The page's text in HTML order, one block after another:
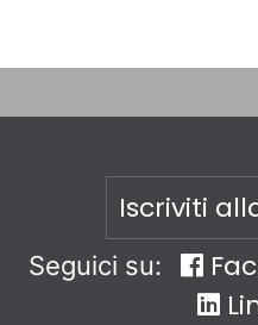
Iscriviti
Seguici su: